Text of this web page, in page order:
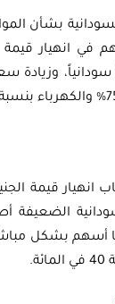
في انهيار
آخر من أسباب
الضعيفة
بشكل